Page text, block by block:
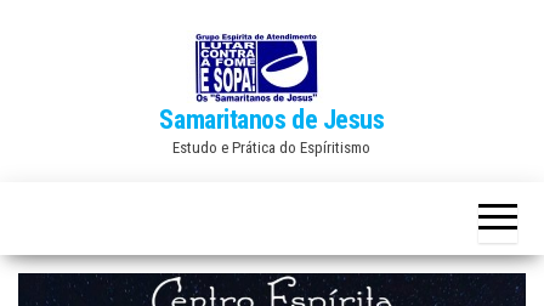
Samaritanos de Jesus
Estudo e Prática do Espíritismo